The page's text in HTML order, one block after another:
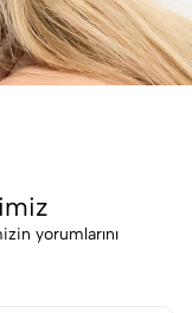
yorumlarını